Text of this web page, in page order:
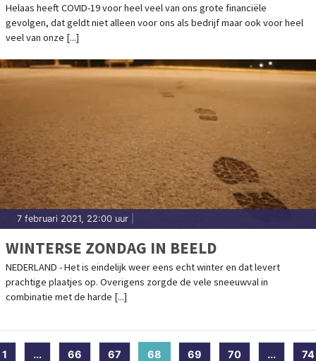
Helaas heeft COVID-19 voor heel veel van ons grote financiële
gevolgen, dat geldt niet alleen voor ons als bedrijf maar ook voor heel
veel van onze [...]
7 februari 2021, 22:00 uur
WINTERSE ZONDAG IN BEELD
NEDERLAND - Het is eindelijk weer eens echt winter en dat levert
prachtige plaatjes op. Overigens zorgde de vele sneeuwval in
combinatie met de harde [...]
1 ... 66 67 68 (current)
69 70 ... 74